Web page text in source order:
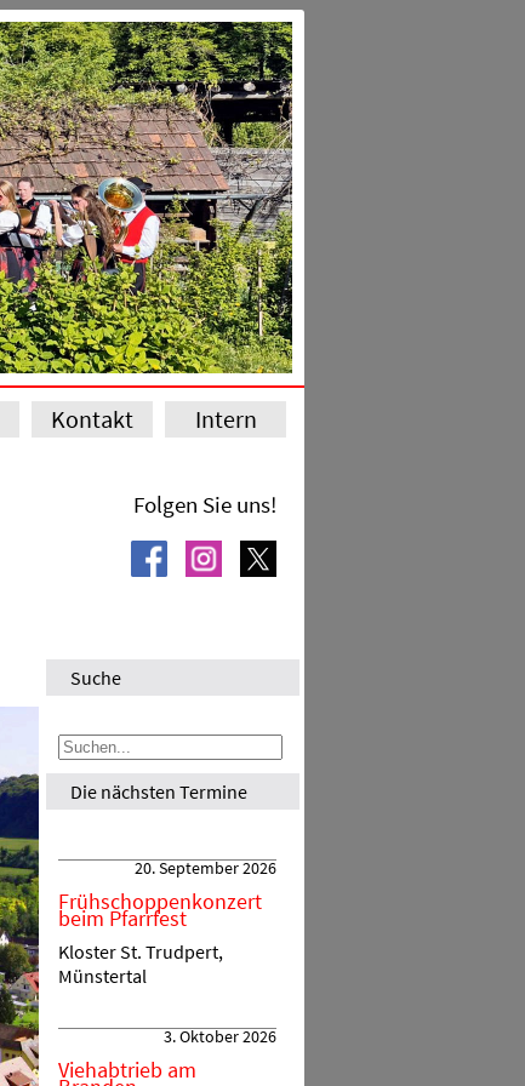
Kontakt Intern
Folgen Sie uns!
Suche
Die nächsten Termine
20. September 2026
Frühschoppenkonzert
beim Pfarrfest
Kloster St. Trudpert,
Münstertal
3. Oktober 2026
Viehabtrieb am